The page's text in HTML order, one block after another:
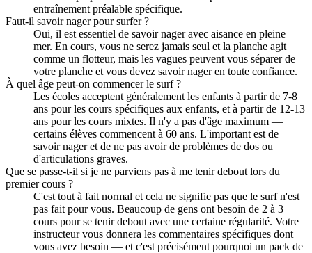
entraînement préalable spécifique.
Faut-il savoir nager pour surfer ?
Oui, il est essentiel de savoir nager avec aisance en pleine
mer. En cours, vous ne serez jamais seul et la planche agit
comme un flotteur, mais les vagues peuvent vous séparer de
votre planche et vous devez savoir nager en toute confiance.
À quel âge peut-on commencer le surf ?
Les écoles acceptent généralement les enfants à partir de 7-8
ans pour les cours spécifiques aux enfants, et à partir de 12-13
ans pour les cours mixtes. Il n'y a pas d'âge maximum —
certains élèves commencent à 60 ans. L'important est de
savoir nager et de ne pas avoir de problèmes de dos ou
d'articulations graves.
Que se passe-t-il si je ne parviens pas à me tenir debout lors du
premier cours ?
C'est tout à fait normal et cela ne signifie pas que le surf n'est
pas fait pour vous. Beaucoup de gens ont besoin de 2 à 3
cours pour se tenir debout avec une certaine régularité. Votre
instructeur vous donnera les commentaires spécifiques dont
vous avez besoin — et c'est précisément pourquoi un pack de